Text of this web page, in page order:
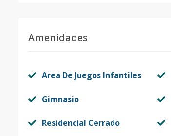
Amenidades
Area De Juegos Infantiles
Gimnasio
Residencial Cerrado